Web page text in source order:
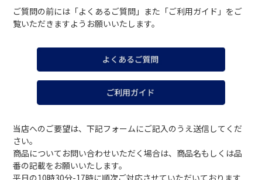
ご質問の前には「よくあるご質問」また「ご利用ガイド」をご
覧いただきますようお願いいたします。
当店へのご要望は、下記フォームにご記入のうえ送信してくだ
さい。
商品についてお問い合わせいただく場合は、商品名もしくは品
番の記載をお願いいたします。
平日の10時30分-17時に順次ご対応させていただいております